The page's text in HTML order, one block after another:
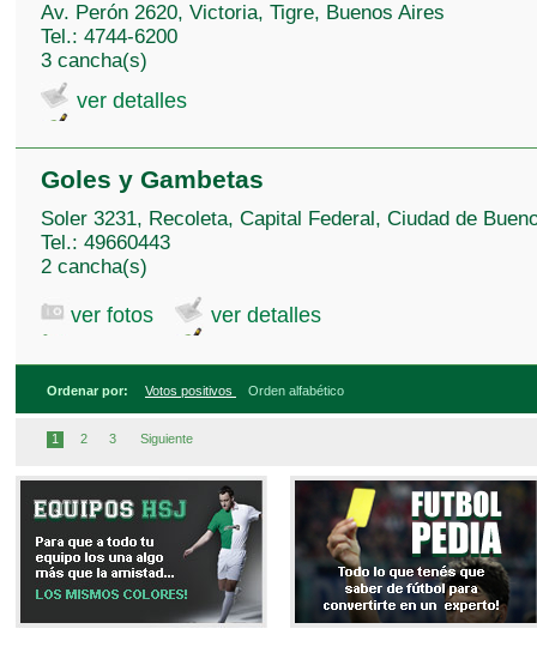
Av. Perón 2620, Victoria, Tigre, Buenos Aires
Tel.: 4744-6200
3 cancha(s)
ver detalles
Goles y Gambetas
Soler 3231, Recoleta, Capital Federal, Ciudad de
Tel.: 49660443
2 cancha(s)
ver fotos ver detalles
Ordenar por: Votos positivos Orden alfabético
1 2 3 Siguiente